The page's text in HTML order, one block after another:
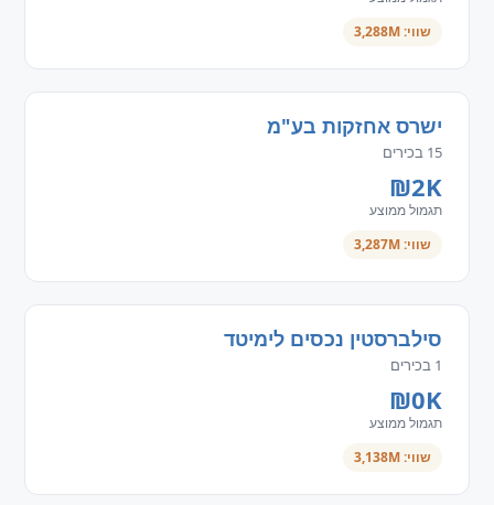
שווי: 3,288M
ישרס אחזקות בע"מ
15 בכירים
₪2K
תגמול ממוצע
שווי: 3,287M
סילברסטין נכסים לימיטד
1 בכירים
₪0K
תגמול ממוצע
שווי: 3,138M